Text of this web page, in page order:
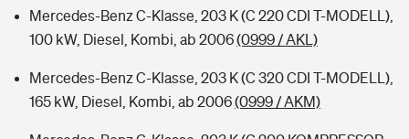
Mercedes-Benz C-Klasse, 203 K (C 220 CDI T-MODELL),
100 kW, Diesel, Kombi, ab 2006(0999 / AKL)
Mercedes-Benz C-Klasse, 203 K (C 320 CDI T-MODELL),
165 kW, Diesel, Kombi, ab 2006(0999 / AKM)